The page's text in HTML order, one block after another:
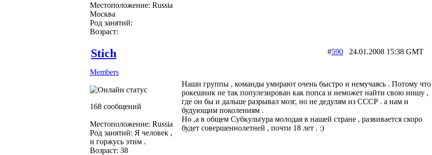
Местоположение: Russia
Москва
Род занятий:
Возраст:
Stich
Members
168 сообщений
Местоположение: Russia
Род занятий: Я человек ,
и горжусь этим .
Возраст: 38
#590 24.01.2008 15:38 GMT
Наши группы , команды умирают очень быстро и немучаясь . Потому что
рокешник не так популезирован как попса и неможет найти свою нишу ,
где он бы и дальше разрывал мозг, но не дедулям из СССР . а нам и
будующим поколениям .
Но ,а в общем Субкультура молодая в нашей стране , развивается скоро
будет совершеннолетней , почти 18 лет . :)